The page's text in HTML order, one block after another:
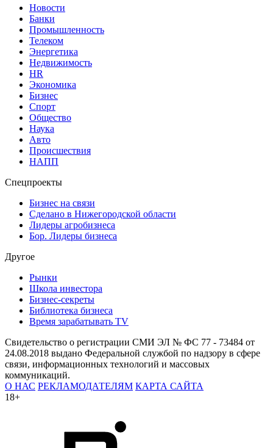
Новости
Банки
Промышленность
Телеком
Энергетика
Недвижимость
HR
Экономика
Бизнес
Спорт
Общество
Наука
Авто
Происшествия
НАПП
Спецпроекты
Бизнес на связи
Сделано в Нижегородской области
Лидеры агробизнеса
Бор. Лидеры бизнеса
Другое
Рынки
Школа инвестора
Бизнес-секреты
Библиотека бизнеса
Время зарабатывать TV
Свидетельство о регистрации СМИ ЭЛ № ФС 77 - 73484 от
24.08.2018 выдано Федеральной службой по надзору в сфере
связи, информационных технологий и массовых
коммуникаций.
О НАС РЕКЛАМОДАТЕЛЯМ КАРТА САЙТА
18+